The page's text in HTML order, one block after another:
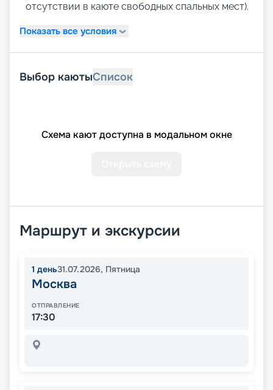
отсутствии в каюте свободных спальных мест).
Показать все условия
Выбор каютыСписок
Схема кают доступна в модальном окне
Маршрут и экскурсии
1 день31.07.2026, Пятница
Москва
ОТПРАВЛЕНИЕ
17:30